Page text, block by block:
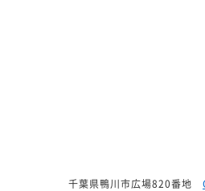
千葉県鴨川市広場820番地